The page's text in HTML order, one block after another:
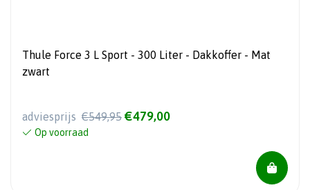
Thule Force 3 L Sport - 300 Liter - Dakkoffer - Mat
zwart
adviesprijs €549,95 €479,00
Op voorraad